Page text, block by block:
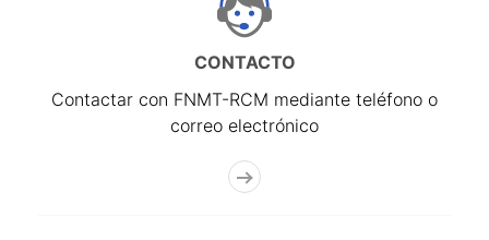
CONTACTO
Contactar con FNMT-RCM mediante teléfono o
correo electrónico